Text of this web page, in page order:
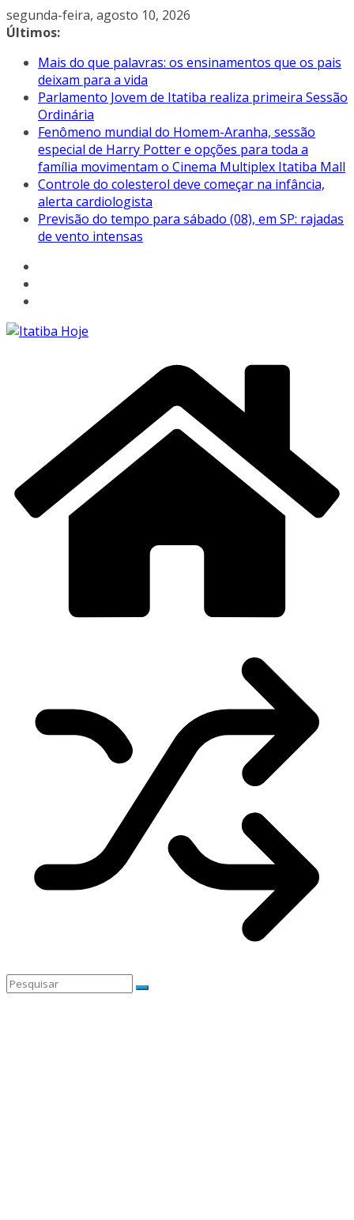
Pular
para
conteúdo
segunda-feira, agosto 10, 2026
Últimos:
Mais do que palavras: os ensinamentos que os pais
deixam para a vida
Parlamento Jovem de Itatiba realiza primeira Sessão
Ordinária
Fenômeno mundial do Homem-Aranha, sessão
especial de Harry Potter e opções para toda a
família movimentam o Cinema Multiplex Itatiba Mall
Controle do colesterol deve começar na infância,
alerta cardiologista
Previsão do tempo para sábado (08), em SP: rajadas
de vento intensas